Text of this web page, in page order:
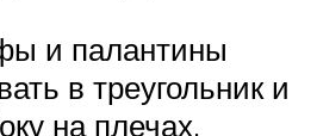
и палантины
в треугольник и
на плечах.